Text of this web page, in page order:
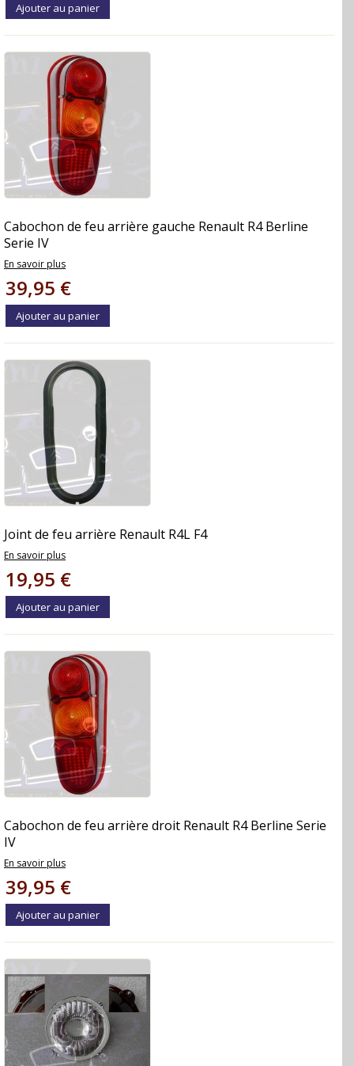
Ajouter au panier
Cabochon de feu arrière gauche Renault R4 Berline
Serie IV
En savoir plus
39,95 €
Ajouter au panier
Joint de feu arrière Renault R4L F4
En savoir plus
19,95 €
Ajouter au panier
Cabochon de feu arrière droit Renault R4 Berline Serie
IV
En savoir plus
39,95 €
Ajouter au panier